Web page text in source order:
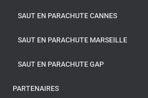
SAUT EN PARACHUTE CANNES
SAUT EN PARACHUTE MARSEILLE
SAUT EN PARACHUTE GAP
PARTENAIRES